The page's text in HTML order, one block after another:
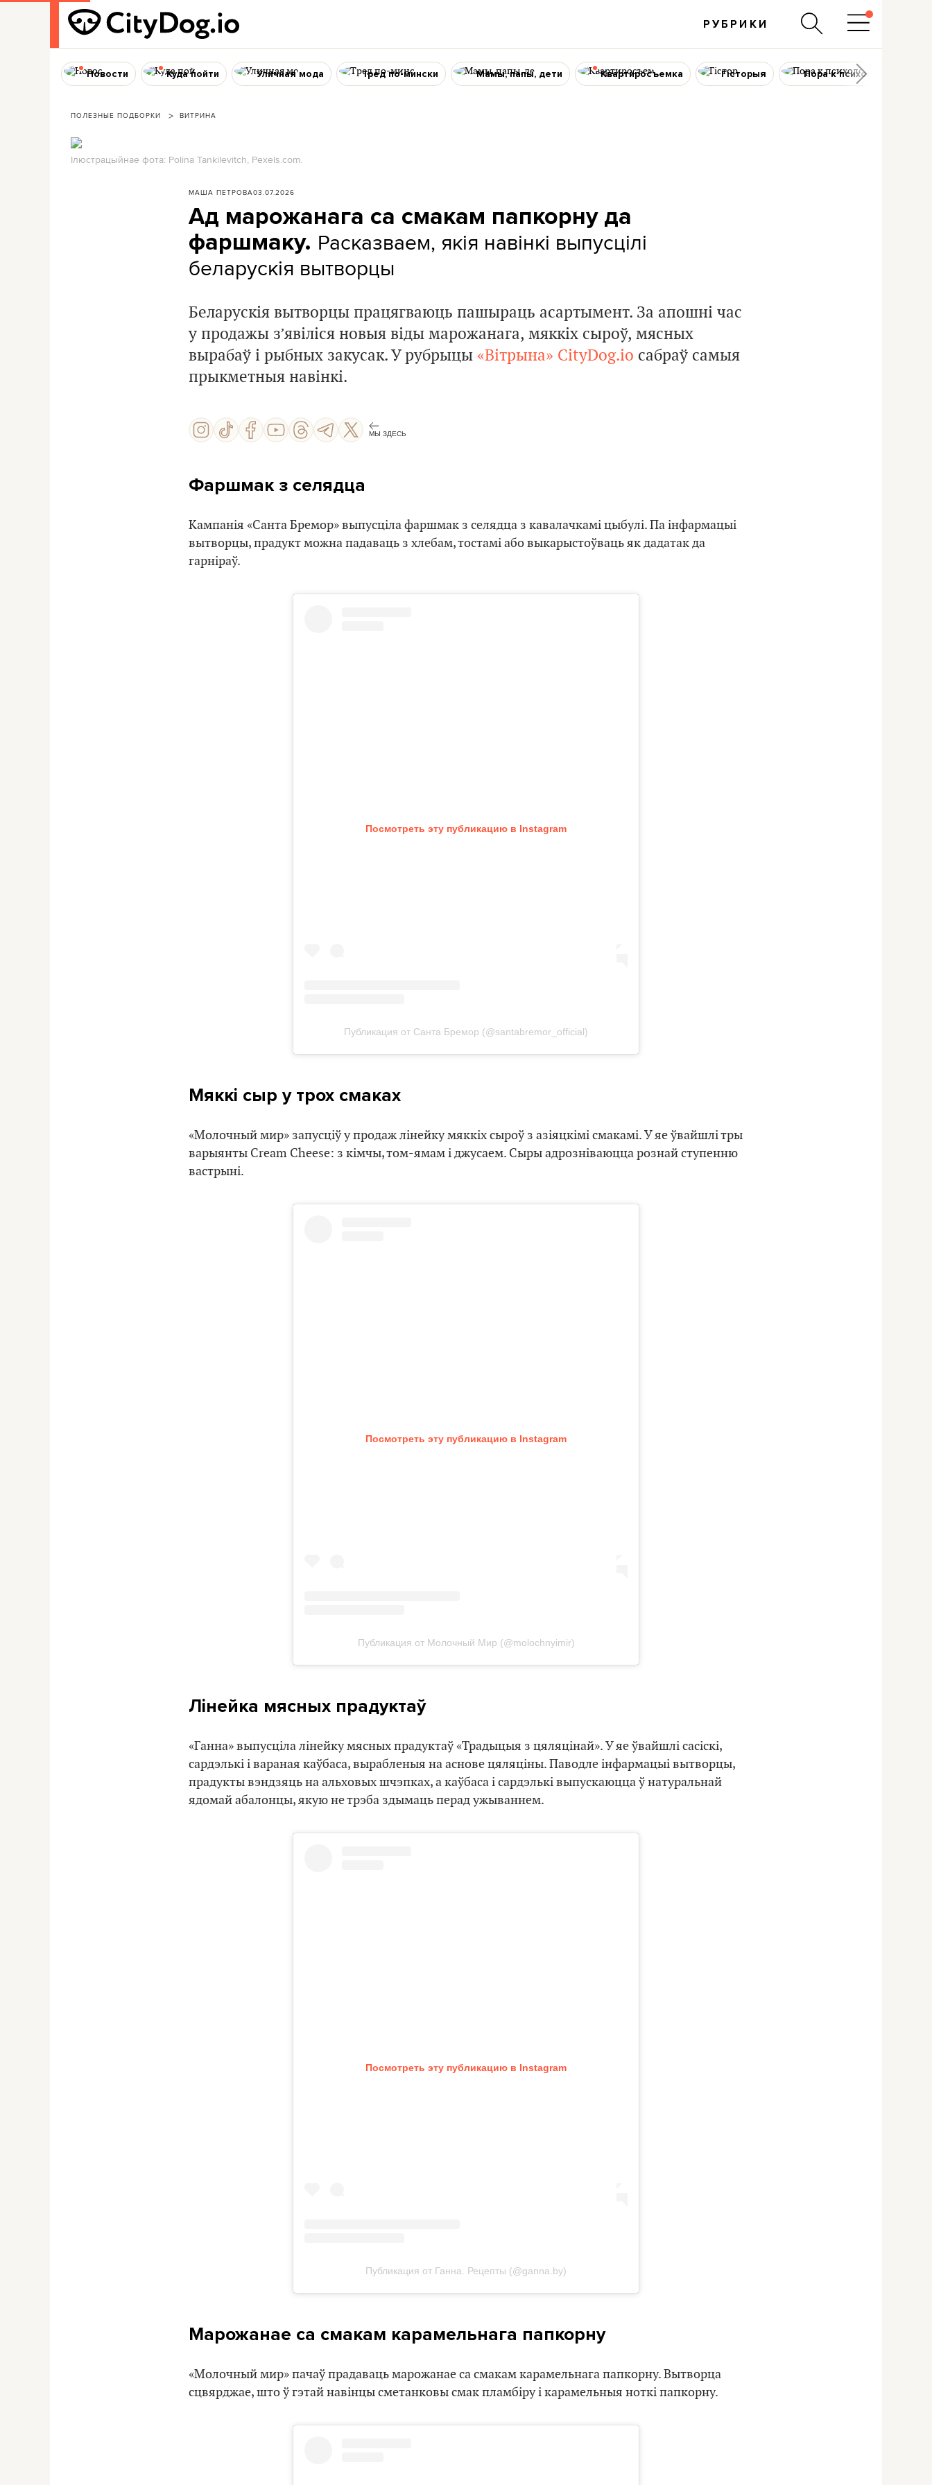
РУБРИКИ
Новости Куда пойти Уличная мода Тред по-мински Мамы, папы, дети Квартиросъемка Гісторыя Пора к психологу
ПОЛЕЗНЫЕ ПОДБОРКИ ВИТРИНА
Ілюстрацыйнае фота: Polina Tankilevitch, Pexels.com.
МАША ПЕТРОВА03.07.2026
Ад марожанага са смакам папкорну да
фаршмаку. Расказваем, якія навінкі выпусцілі
беларускія вытворцы
Беларускія вытворцы працягваюць пашыраць асартымент. За апошні час
у продажы з’явіліся новыя віды марожанага, мяккіх сыроў, мясных
вырабаў і рыбных закусак. У рубрыцы «Вітрына» CityDog.io сабраў самыя
прыкметныя навінкі.
МЫ ЗДЕСЬ
Фаршмак з селядца
Кампанія «Санта Бремор» выпусціла фаршмак з селядца з кавалачкамі цыбулі. Па інфармацыі
вытворцы, прадукт можна падаваць з хлебам, тостамі або выкарыстоўваць як дадатак да
гарніраў.
Посмотреть эту публикацию в Instagram
Публикация от Санта Бремор (@santabremor_official)
Мяккі сыр у трох смаках
«Молочный мир» запусціў у продаж лінейку мяккіх сыроў з азіяцкімі смакамі. У яе ўвайшлі тры
варыянты Cream Cheese: з кімчы, том-ямам і джусаем. Сыры адрозніваюцца рознай ступенню
вастрыні.
Посмотреть эту публикацию в Instagram
Публикация от Молочный Мир (@molochnyimir)
Лінейка мясных прадуктаў
«Ганна» выпусціла лінейку мясных прадуктаў «Традыцыя з цяляцінай». У яе ўвайшлі сасіскі,
сардэлькі і вараная каўбаса, вырабленыя на аснове цяляціны. Паводле інфармацыі вытворцы,
прадукты вэндзяць на альховых шчэпках, а каўбаса і сардэлькі выпускаюцца ў натуральнай
ядомай абалонцы, якую не трэба здымаць перад ужываннем.
Посмотреть эту публикацию в Instagram
Публикация от Ганна. Рецепты (@ganna.by)
Марожанае са смакам карамельнага папкорну
«Молочный мир» пачаў прадаваць марожанае са смакам карамельнага папкорну. Вытворца
сцвярджае, што ў гэтай навінцы сметанковы смак пламбіру і карамельныя ноткі папкорну.